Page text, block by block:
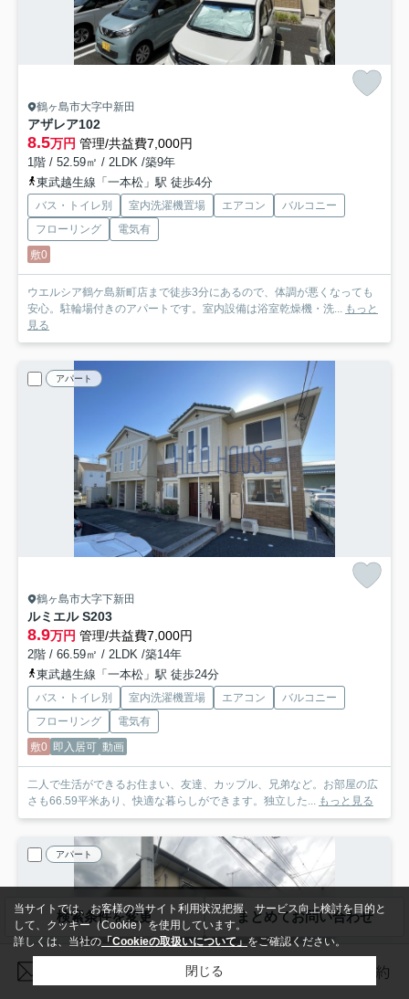
鶴ヶ島市大字中新田
アザレア102
8.5万円 管理/共益費7,000円
1階 / 52.59㎡ / 2LDK /築9年
東武越生線「一本松」駅 徒歩4分
バス・トイレ別 室内洗濯機置場 エアコン
バルコニー
フローリング
電気有
敷0
ウエルシア鶴ケ島新町店まで徒歩3分にあるので、体調が悪くなっても
安心。駐輪場付きのアパートです。室内設備は浴室乾燥機・洗...
もっと
見る
アパート
鶴ヶ島市大字下新田
ルミエル S203
8.9万円 管理/共益費7,000円
2階 / 66.59㎡ / 2LDK /築14年
東武越生線「一本松」駅 徒歩24分
バス・トイレ別 室内洗濯機置場 エアコン
バルコニー
フローリング
電気有
敷0 即入居可 動画
二人で生活ができるお住まい、友達、カップル、兄弟など。お部屋の広
さも66.59平米あり、快適な暮らしができます。独立した...
もっと見る
アパート
検索条件を変更 まとめてお問い合わせ
当サイトでは、お客様の当サイト利用状況把握、サービス向上検討を目的と
して、クッキー（Cookie）を使用しています。
詳しくは、当社の 「Cookieの取扱いについて」 をご確認ください。
閉じる